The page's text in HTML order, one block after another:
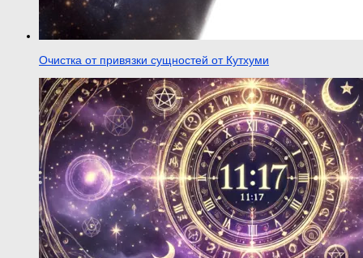
Очистка от привязки сущностей от Кутхуми